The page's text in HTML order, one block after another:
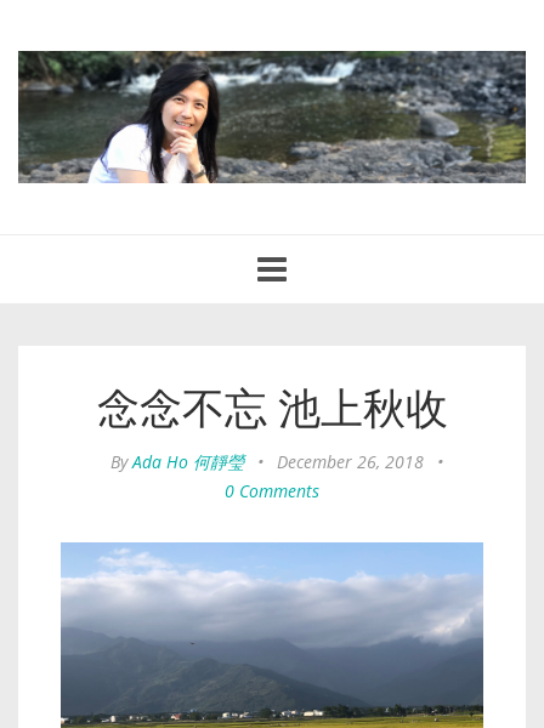
navigation
念念不忘 池上秋收
ByAda Ho 何靜瑩 • December 26, 2018
•
0 Comments